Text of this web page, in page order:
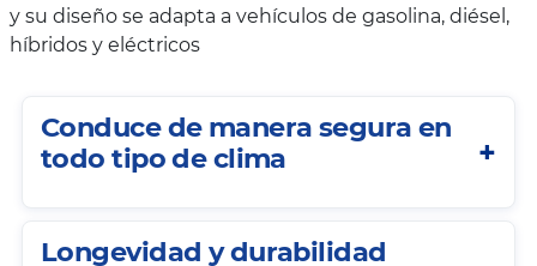
y su diseño se adapta a vehículos de gasolina, diésel,
híbridos y eléctricos
Conduce de manera segura en
todo tipo de clima
Longevidad y durabilidad